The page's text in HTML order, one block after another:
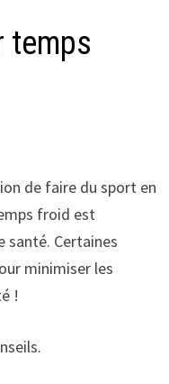
temps
de faire du sport en
froid est
Certaines
minimiser les
!